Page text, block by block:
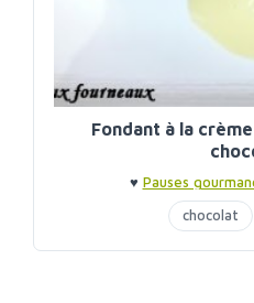
Fondant à la
♥ Pauses
chocolat